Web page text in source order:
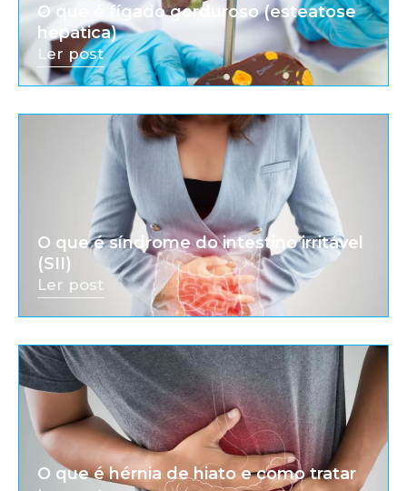
O que é fígado gorduroso (esteatose
hepática)
Ler post
O que é síndrome do intestino irritável
(SII)
Ler post
O que é hérnia de hiato e como tratar